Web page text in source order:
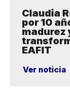
Claudia
por 10
madurez
EAFIT
Ver noticia